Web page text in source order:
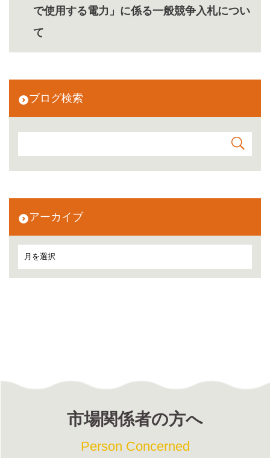
で使用する電力」に係る一般競争入札につい
て
ブログ検索
アーカイブ
市場関係者の方へ
Person Concerned